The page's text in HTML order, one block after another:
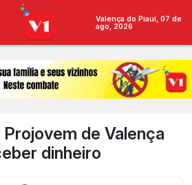
Valença do Piauí, 07 de
ago, 2026
de Valença
dinheiro